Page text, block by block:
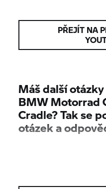
PŘEJÍT NA
Máš další
BMW Motorrad
Cradle? Tak se
otázek a